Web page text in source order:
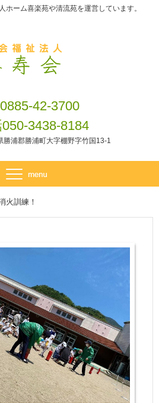
ホーム喜楽苑や清流苑を運営しています。
42-3700
3438-8184
勝浦郡勝浦町大字棚野字竹国13-1
火訓練！